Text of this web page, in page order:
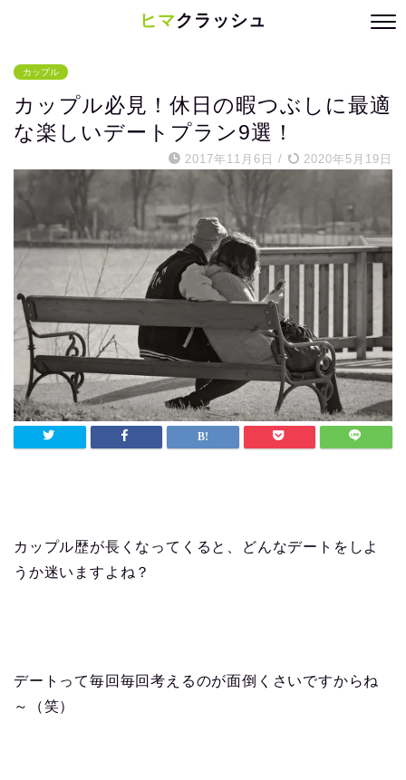
ヒマクラッシュ
カップル
カップル必見！休日の暇つぶしに最適
な楽しいデートプラン9選！
2017年11月6日 / 2020年5月19日
カップル歴が長くなってくると、どんなデートをしよ
うか迷いますよね？
デートって毎回毎回考えるのが面倒くさいですからね
～（笑）